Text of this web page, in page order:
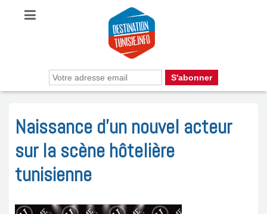
Naissance d’un nouvel acteur
sur la scène hôtelière
tunisienne